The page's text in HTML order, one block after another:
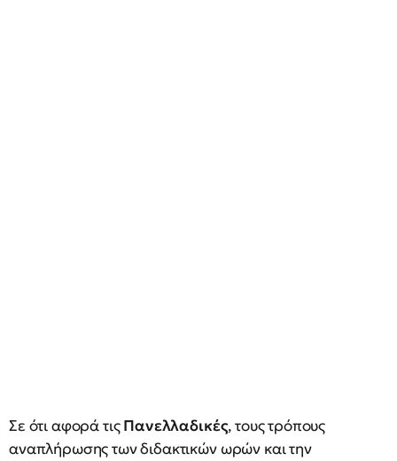
Σε ότι αφορά τιςΠανελλαδικές, τους τρόπους
αναπλήρωσης των διδακτικών ωρών και την